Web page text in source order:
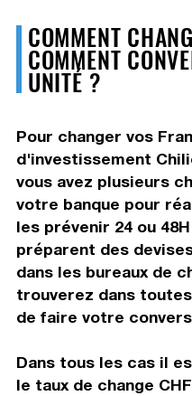
COMMENT
COMMENT
UNITÉ ?
Pour changer vos
d'investissement
vous avez plusieurs
votre banque pour
les prévenir 24 ou
préparent des
dans les bureaux de
trouverez dans
de faire votre
Dans tous les cas il
le taux de change